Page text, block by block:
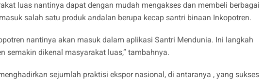
luas nantinya dapat dengan mudah mengakses dan membeli berbagai
salah satu produk andalan berupa kecap santri binaan Inkopotren.
nantinya akan masuk dalam aplikasi Santri Mendunia. Ini langkah
semakin dikenal masyarakat luas,” tambahnya.
sejumlah praktisi ekspor nasional, di antaranya , yang sukses